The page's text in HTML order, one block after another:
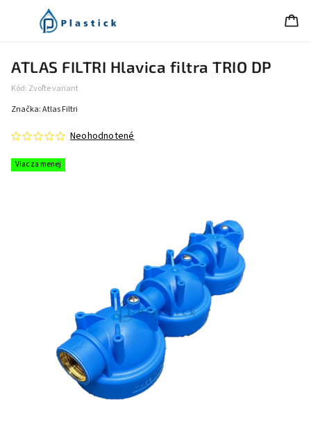
ATLAS FILTRI Hlavica filtra TRIO DP
Kód: Zvoľte variant
Viac za menej
Neohodnotené
Značka:Atlas Filtri